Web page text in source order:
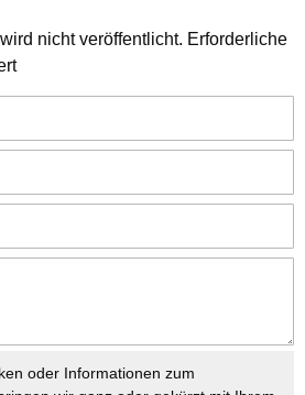
nicht veröffentlicht. Erforderliche
oder Informationen zum